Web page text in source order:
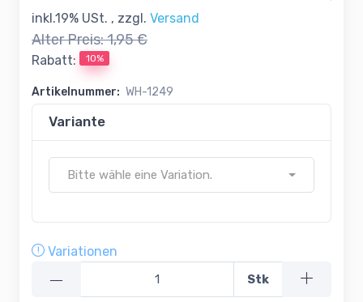
inkl.19% USt. , zzgl. Versand
Alter Preis:1,95 €
Rabatt: 10%
Artikelnummer: WH-1249
Variante
Bitte wähle eine Variation.
Variationen
— Stk